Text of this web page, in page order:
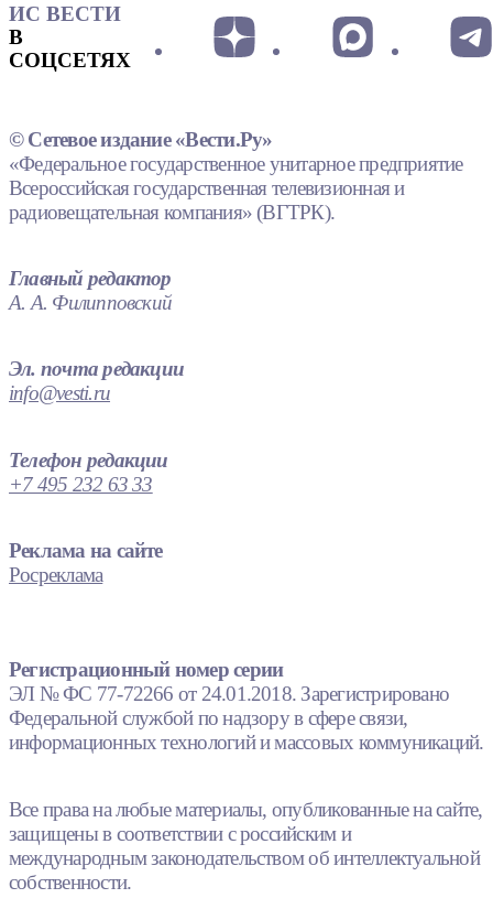
ИС ВЕСТИ
В
СОЦСЕТЯХ
© Сетевое издание «Вести.Ру»
«Федеральное государственное унитарное предприятие
Всероссийская государственная телевизионная и
радиовещательная компания» (ВГТРК).
Главный редактор
А. А. Филипповский
Эл. почта редакции
info@vesti.ru
Телефон редакции
+7 495 232 63 33
Реклама на сайте
Росреклама
Регистрационный номер серии
ЭЛ № ФС 77-72266 от 24.01.2018. Зарегистрировано
Федеральной службой по надзору в сфере связи,
информационных технологий и массовых коммуникаций.
Все права на любые материалы, опубликованные на сайте,
защищены в соответствии с российским и
международным законодательством об интеллектуальной
собственности.